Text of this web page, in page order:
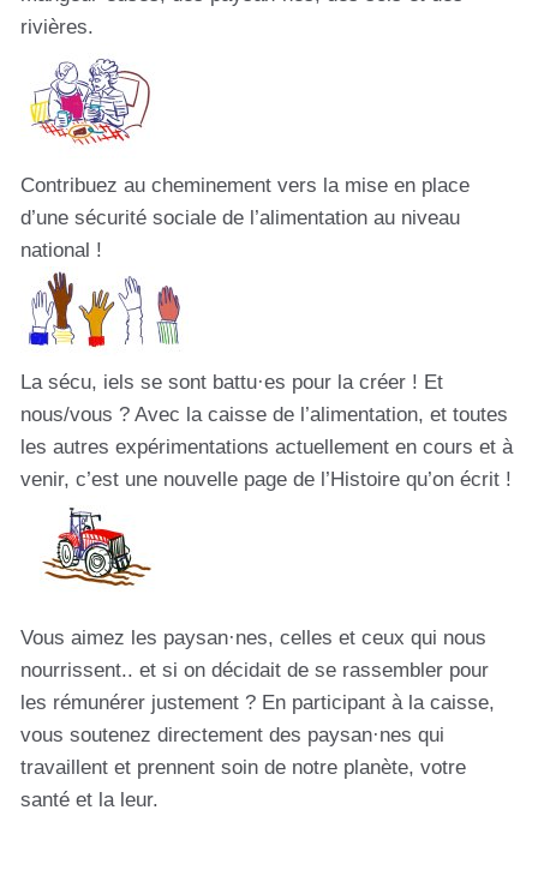
rivières.
Contribuez au cheminement vers la mise en place
d’une sécurité sociale de l’alimentation au niveau
national !
La sécu, iels se sont battu·es pour la créer ! Et
nous/vous ? Avec la caisse de l’alimentation, et toutes
les autres expérimentations actuellement en cours et à
venir, c’est une nouvelle page de l’Histoire qu’on écrit !
Vous aimez les paysan·nes, celles et ceux qui nous
nourrissent.. et si on décidait de se rassembler pour
les rémunérer justement ? En participant à la caisse,
vous soutenez directement des paysan·nes qui
travaillent et prennent soin de notre planète, votre
santé et la leur.